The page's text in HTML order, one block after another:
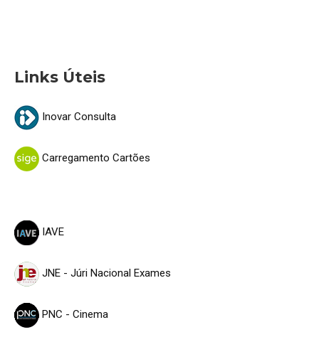
Links Úteis
Inovar Consulta
Carregamento Cartões
IAVE
JNE - Júri Nacional Exames
PNC - Cinema